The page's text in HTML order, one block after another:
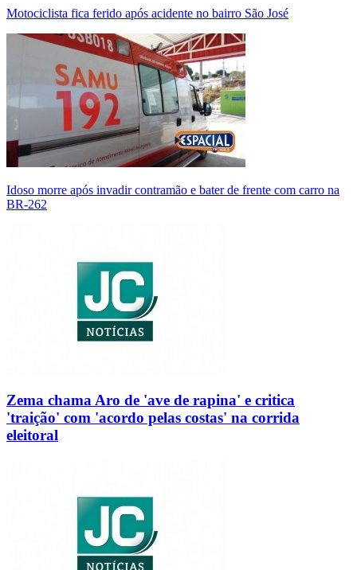
Motociclista fica ferido após acidente no bairro São José
Idoso morre após invadir contramão e bater de frente com carro na
BR-262
Zema chama Aro de 'ave de rapina' e critica
'traição' com 'acordo pelas costas' na corrida
eleitoral